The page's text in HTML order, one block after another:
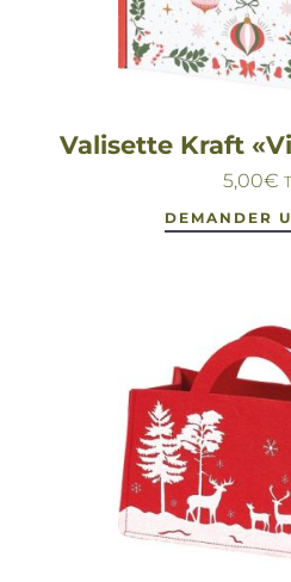
Valisette Kraft
5,00€
DEMANDER